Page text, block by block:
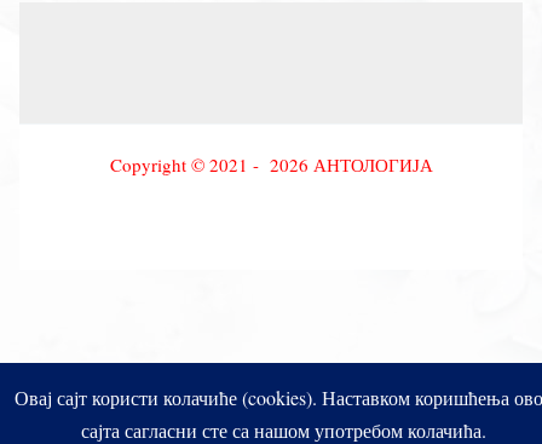
Copyright © 2021 - 2026 АНТОЛОГИЈА
Овај сајт користи колачиће (cookies). Наставком коришћења
сајта сагласни сте са нашом употребом колачића.